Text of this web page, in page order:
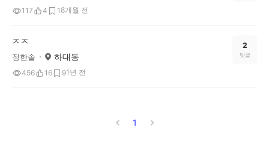
117 4 1 8개월 전
ㅈㅈ
정한솔 하대동
456 16 91년 전
2
댓글
1